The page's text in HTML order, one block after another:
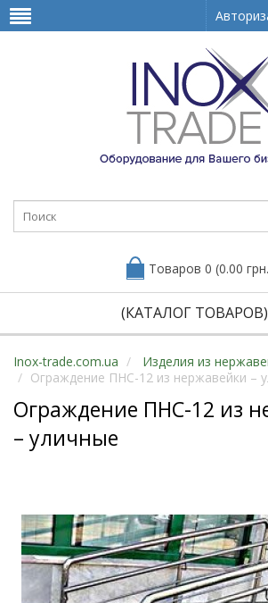
Товаров 0 (0.00
(КАТАЛОГ ТОВАРОВ)
Inox-trade.com.ua
Изделия из
Ограждение ПНС-12 из нержавейки –
Ограждение ПНС-12 из
– уличные